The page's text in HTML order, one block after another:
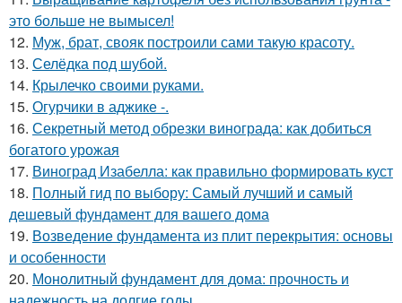
это больше не вымысел!
12. Муж, брат, свояк построили сами такую красоту.
13. Селёдка под шубой.
14. Крылечко своими руками.
15. Огурчики в аджике -.
16. Секретный метод обрезки винограда: как добиться
богатого урожая
17. Виноград Изабелла: как правильно формировать куст
18. Полный гид по выбору: Самый лучший и самый
дешевый фундамент для вашего дома
19. Возведение фундамента из плит перекрытия: основы
и особенности
20. Монолитный фундамент для дома: прочность и